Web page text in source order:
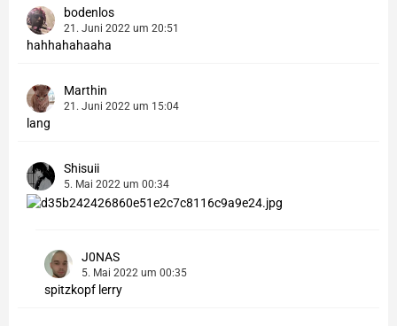
bodenlos
21. Juni 2022 um 20:51
hahhahahaaha
Marthin
21. Juni 2022 um 15:04
lang
Shisuii
5. Mai 2022 um 00:34
J0NAS
5. Mai 2022 um 00:35
spitzkopf lerry